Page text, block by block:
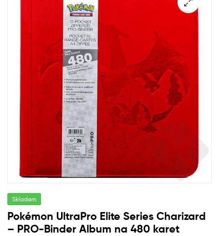
Skladem
Pokémon UltraPro Elite Series Charizard
– PRO-Binder Album na 480 karet